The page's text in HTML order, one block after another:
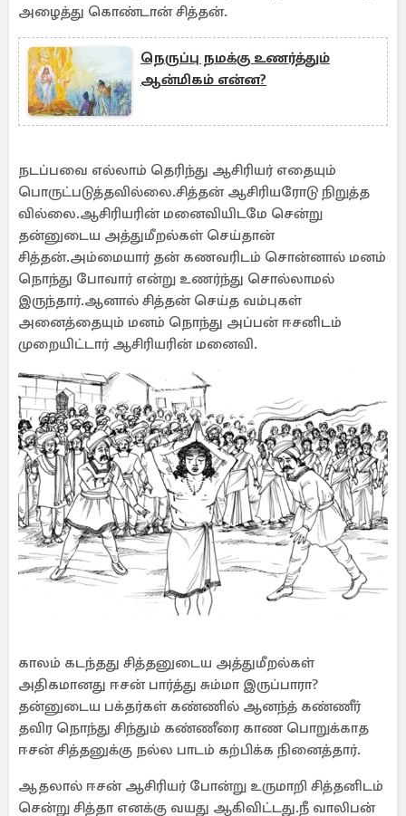
அழைத்து கொண்டான் சித்தன்.
நெருப்பு நமக்கு உணர்த்தும்
ஆன்மிகம் என்ன?
நடப்பவை எல்லாம் தெரிந்து ஆசிரியர் எதையும்
பொருட்படுத்தவில்லை.சித்தன் ஆசிரியரோடு நிறுத்த
வில்லை.ஆசிரியரின் மனைவியிடமே சென்று
தன்னுடைய அத்துமீறல்கள் செய்தான்
சித்தன்.அம்மையார் தன் கணவரிடம் சொன்னால் மனம்
நொந்து போவார் என்று உணர்ந்து சொல்லாமல்
இருந்தார்.ஆனால் சித்தன் செய்த வம்புகள்
அனைத்தையும் மனம் நொந்து அப்பன் ஈசனிடம்
முறையிட்டார் ஆசிரியரின் மனைவி.
காலம் கடந்தது சித்தனுடைய அத்துமீறல்கள்
அதிகமானது ஈசன் பார்த்து சும்மா இருப்பாரா?
தன்னுடைய பக்தர்கள் கண்ணில் ஆனந்த் கண்ணீர்
தவிர நொந்து சிந்தும் கண்ணீரை காண பொறுக்காத
ஈசன் சித்தனுக்கு நல்ல பாடம் கற்பிக்க நினைத்தார்.
ஆதலால் ஈசன் ஆசிரியர் போன்று உருமாறி சித்தனிடம்
சென்று சித்தா எனக்கு வயது ஆகிவிட்டது.நீ வாலிபன்